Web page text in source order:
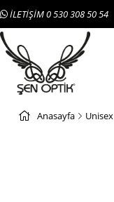
İLETİŞİM 0 530 308 50 54
Anasayfa Unisex